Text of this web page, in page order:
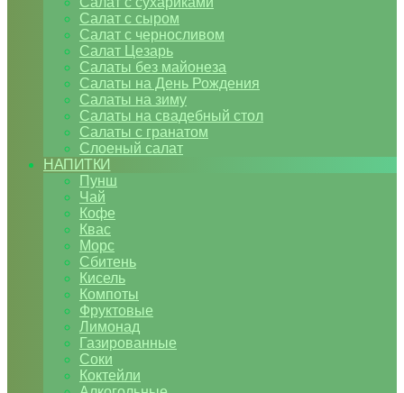
Салат с сыром
Салат с черносливом
Салат Цезарь
Салаты без майонеза
Салаты на День Рождения
Салаты на зиму
Салаты на свадебный стол
Салаты с гранатом
Слоеный салат
НАПИТКИ
Пунш
Чай
Кофе
Квас
Морс
Сбитень
Кисель
Компоты
Фруктовые
Лимонад
Газированные
Соки
Коктейли